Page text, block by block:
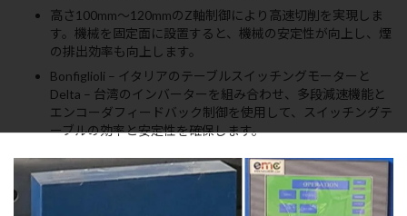
高さ100mm～120mmのZ軸制御により高速切削を実現しま
す。機械を固定面に設置すると、機械の安定性が向上し、煙
の排出効率も向上します。
Bonfiglioli – イタリアのテーブルスイッチングモーターと
Delta – 台湾のインバーターを組み合わせ、多段減速機能と
エンコーダフィードバック制御を使用して、スイッチングテ
ーブルの効率と安定性を確保します。